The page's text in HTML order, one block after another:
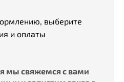
выберите
и оплаты
мы свяжемся с вами